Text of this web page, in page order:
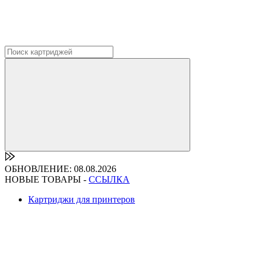
ОБНОВЛЕНИЕ: 08.08.2026
НОВЫЕ ТОВАРЫ - ССЫЛКА
Картриджи для принтеров